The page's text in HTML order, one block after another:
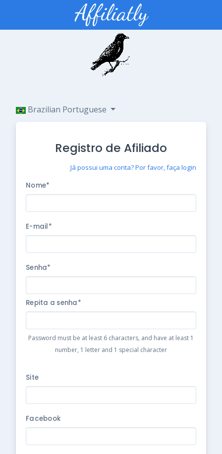
Brazilian Portuguese
Registro de Afiliado
Já possui uma conta? Por favor, faça login
Nome*
E-mail*
Senha*
Repita a senha*
Password must be at least 6 characters, and have at least 1
number, 1 letter and 1 special character
Site
Facebook